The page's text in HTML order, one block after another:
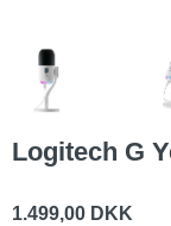
Logitech G
1.499,00 DKK